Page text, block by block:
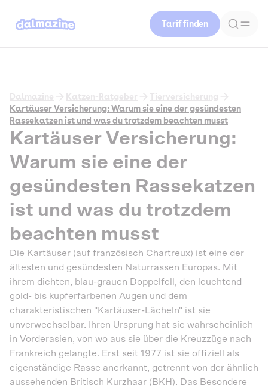
Tarif finden
Dalmazine Katzen-Ratgeber
Tierversicherung
Kartäuser Versicherung: Warum sie eine der gesündesten
Rassekatzen ist und was du trotzdem beachten musst
Kartäuser Versicherung:
Warum sie eine der
gesündesten Rassekatzen
ist und was du trotzdem
beachten musst
Die Kartäuser (auf französisch Chartreux) ist eine der
ältesten und gesündesten Naturrassen Europas. Mit
ihrem dichten, blau-grauen Doppelfell, den leuchtend
gold- bis kupferfarbenen Augen und dem
charakteristischen "Kartäuser-Lächeln" ist sie
unverwechselbar. Ihren Ursprung hat sie wahrscheinlich
in Vorderasien, von wo aus sie über die Kreuzzüge nach
Frankreich gelangte. Erst seit 1977 ist sie offiziell als
eigenständige Rasse anerkannt, getrennt von der ähnlich
aussehenden Britisch Kurzhaar (BKH). Das Besondere